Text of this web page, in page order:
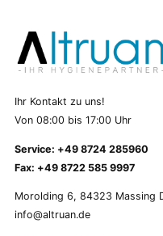
Ihr Kontakt zu uns!
Von 08:00 bis 17:00 Uhr
Service: +49 8724 285960
Fax: +49 8722 585 9997
Morolding 6, 84323 Massing
info@altruan.de